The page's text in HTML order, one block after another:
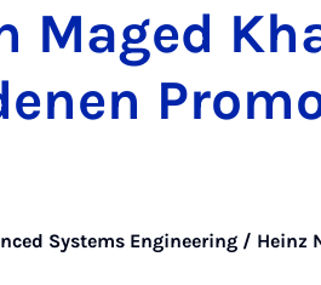
Ma­ged
Systems Engineering /